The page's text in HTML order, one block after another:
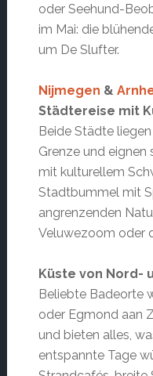
oder Seehund-
im Mai: die
um De Slufter.
Nijmegen &
Städtereise mit
Beide Städte
Grenze und eignen
mit kulturellem
Stadtbummel mit
angrenzenden
Veluwezoom oder
Küste von Nord-
Beliebte Badeorte
oder Egmond aan
und bieten alles,
entspannte Tage